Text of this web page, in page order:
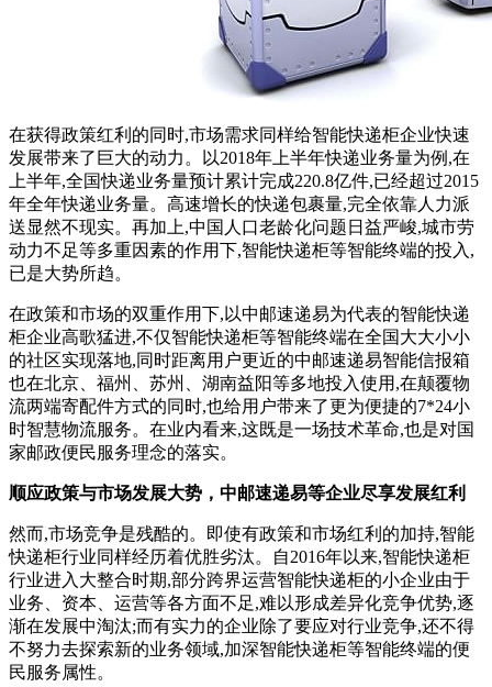
在获得政策红利的同时,市场需求同样给智能快递柜企业快速
发展带来了巨大的动力。以2018年上半年快递业务量为例,在
上半年,全国快递业务量预计累计完成220.8亿件,已经超过2015
年全年快递业务量。高速增长的快递包裹量,完全依靠人力派
送显然不现实。再加上,中国人口老龄化问题日益严峻,城市劳
动力不足等多重因素的作用下,智能快递柜等智能终端的投入,
已是大势所趋。
在政策和市场的双重作用下,以中邮速递易为代表的智能快递
柜企业高歌猛进,不仅智能快递柜等智能终端在全国大大小小
的社区实现落地,同时距离用户更近的中邮速递易智能信报箱
也在北京、福州、苏州、湖南益阳等多地投入使用,在颠覆物
流两端寄配件方式的同时,也给用户带来了更为便捷的7*24小
时智慧物流服务。在业内看来,这既是一场技术革命,也是对国
家邮政便民服务理念的落实。
顺应政策与市场发展大势，中邮速递易等企业尽享发展红利
然而,市场竞争是残酷的。即使有政策和市场红利的加持,智能
快递柜行业同样经历着优胜劣汰。自2016年以来,智能快递柜
行业进入大整合时期,部分跨界运营智能快递柜的小企业由于
业务、资本、运营等各方面不足,难以形成差异化竞争优势,逐
渐在发展中淘汰;而有实力的企业除了要应对行业竞争,还不得
不努力去探索新的业务领域,加深智能快递柜等智能终端的便
民服务属性。